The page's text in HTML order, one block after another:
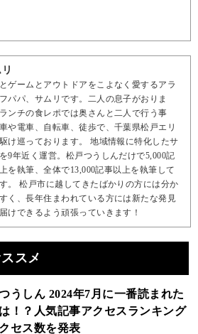
ゲームとアウトドアをこよなく愛するアラ
パパ、サムリです。二人の息子がおりま
ンチの食レポでは奥さんと二人で行う事
や電車、自転車、徒歩で、千葉県松戸エリ
け巡っております。 地域情報に特化したサ
9年近く運営。松戸つうしんだけで5,000記
を執筆、全体で13,000記事以上を執筆して
。 松戸市に越してきたばかりの方には分か
く、長年住まわれている方には新たな発見
けできるよう頑張っていきます！
スメ
うしん 2024年7月に一番読まれた
！？人気記事アクセスランキング
セス数を発表